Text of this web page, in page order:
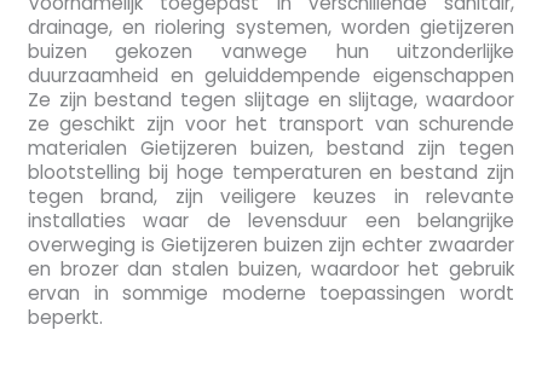
drainage, en riolering systemen, worden gietijzeren
buizen gekozen vanwege hun uitzonderlijke
duurzaamheid en geluiddempende eigenschappen
Ze zijn bestand tegen slijtage en slijtage, waardoor
ze geschikt zijn voor het transport van schurende
materialen Gietijzeren buizen, bestand zijn tegen
blootstelling bij hoge temperaturen en bestand zijn
tegen brand, zijn veiligere keuzes in relevante
installaties waar de levensduur een belangrijke
overweging is Gietijzeren buizen zijn echter zwaarder
en brozer dan stalen buizen, waardoor het gebruik
ervan in sommige moderne toepassingen wordt
beperkt.